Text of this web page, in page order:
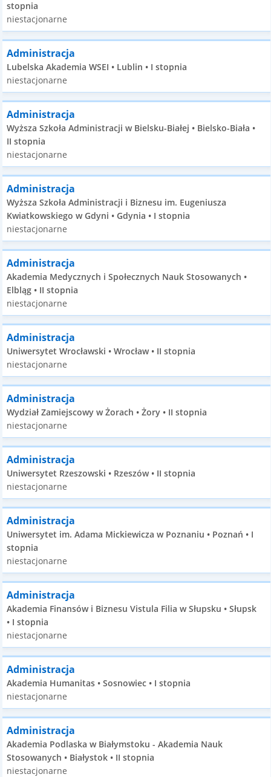
stopnia
niestacjonarne
Administracja
Lubelska Akademia WSEI • Lublin • I stopnia
niestacjonarne
Administracja
Wyższa Szkoła Administracji w Bielsku-Białej • Bielsko-Biała •
II stopnia
niestacjonarne
Administracja
Wyższa Szkoła Administracji i Biznesu im. Eugeniusza
Kwiatkowskiego w Gdyni • Gdynia • I stopnia
niestacjonarne
Administracja
Akademia Medycznych i Społecznych Nauk Stosowanych •
Elbląg • II stopnia
niestacjonarne
Administracja
Uniwersytet Wrocławski • Wrocław • II stopnia
niestacjonarne
Administracja
Wydział Zamiejscowy w Żorach • Żory • II stopnia
niestacjonarne
Administracja
Uniwersytet Rzeszowski • Rzeszów • II stopnia
niestacjonarne
Administracja
Uniwersytet im. Adama Mickiewicza w Poznaniu • Poznań • I
stopnia
niestacjonarne
Administracja
Akademia Finansów i Biznesu Vistula Filia w Słupsku • Słupsk
• I stopnia
niestacjonarne
Administracja
Akademia Humanitas • Sosnowiec • I stopnia
niestacjonarne
Administracja
Akademia Podlaska w Białymstoku - Akademia Nauk
Stosowanych • Białystok • II stopnia
niestacjonarne